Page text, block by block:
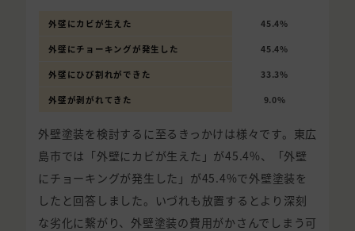
外壁にカビが生えた 45.4%
外壁にチョーキングが発生した 45.4%
外壁にひび割れができた 33.3%
外壁が剥がれてきた 9.0%
外壁塗装を検討するに至るきっかけは様々です。東広
島市では「外壁にカビが生えた」が45.4%、「外壁
にチョーキングが発生した」が45.4%で外壁塗装を
したと回答しました。いづれも放置するとより深刻
な劣化に繋がり、外壁塗装の費用がかさんでしまう可